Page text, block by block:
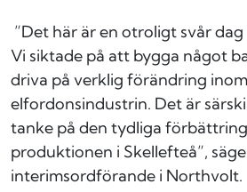
”Det här är en otroligt svår
Vi siktade på att bygga något
driva på verklig förändring
elfordonsindustrin. Det är
tanke på den tydliga
produktionen i Skellefteå”,
interimsordförande i Northvolt.